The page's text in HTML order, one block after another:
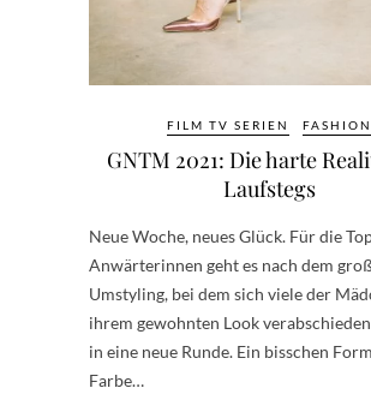
FILM TV SERIEN FASHION
GNTM 2021: Die harte
Laufstegs
Neue Woche, neues Glück. Für die
Anwärterinnen geht es nach dem
Umstyling, bei dem sich viele der
ihrem gewohnten Look
in eine neue Runde. Ein bisschen
Farbe…